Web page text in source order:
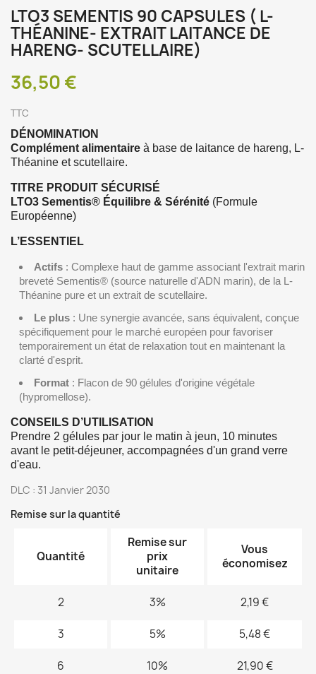
LTO3 SEMENTIS 90 CAPSULES ( L-
THÉANINE- EXTRAIT LAITANCE DE
HARENG- SCUTELLAIRE)
36,50 €
TTC
DÉNOMINATION
Complément alimentaire à base de laitance de hareng, L-
Théanine et scutellaire.
TITRE PRODUIT SÉCURISÉ
LTO3 Sementis® Équilibre & Sérénité (Formule
Européenne)
L’ESSENTIEL
Actifs : Complexe haut de gamme associant l'extrait marin
breveté Sementis® (source naturelle d'ADN marin), de la L-
Théanine pure et un extrait de scutellaire.
Le plus : Une synergie avancée, sans équivalent, conçue
spécifiquement pour le marché européen pour favoriser
temporairement un état de relaxation tout en maintenant la
clarté d'esprit.
Format : Flacon de 90 gélules d'origine végétale
(hypromellose).
CONSEILS D’UTILISATION
Prendre 2 gélules par jour le matin à jeun, 10 minutes
avant le petit-déjeuner, accompagnées d'un grand verre
d'eau.
DLC : 31 Janvier 2030
Remise sur la quantité
Quantité
Remise sur
prix
unitaire
Vous
économisez
2 3% 2,19 €
3 5% 5,48 €
6 10% 21,90 €